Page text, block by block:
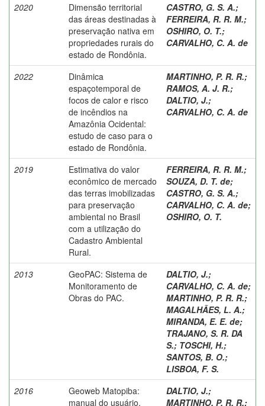
2020
Dimensão territorial
das áreas destinadas à
preservação nativa em
propriedades rurais do
estado de Rondônia.
CASTRO, G. S. A.;
FERREIRA, R. R. M.;
OSHIRO, O. T.;
CARVALHO, C. A. de
2022
Dinâmica
espaçotemporal de
focos de calor e risco
de incêndios na
Amazônia Ocidental:
estudo de caso para o
estado de Rondônia.
MARTINHO, P. R. R.;
RAMOS, A. J. R.;
DALTIO, J.;
CARVALHO, C. A. de
2019
Estimativa do valor
econômico de mercado
das terras imobilizadas
para preservação
ambiental no Brasil
com a utilização do
Cadastro Ambiental
Rural.
FERREIRA, R. R. M.;
SOUZA, D. T. de;
CASTRO, G. S. A.;
CARVALHO, C. A. de;
OSHIRO, O. T.
2013
GeoPAC: Sistema de
Monitoramento de
Obras do PAC.
DALTIO, J.;
CARVALHO, C. A. de;
MARTINHO, P. R. R.;
MAGALHÃES, L. A.;
MIRANDA, E. E. de;
TRAJANO, S. R. DA
S.; TOSCHI, H.;
SANTOS, B. O.;
LISBOA, F. S.
2016
Geoweb Matopiba:
manual do usuário.
DALTIO, J.;
MARTINHO, P. R. R.;